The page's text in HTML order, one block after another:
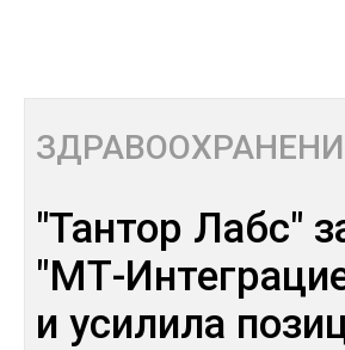
"Тантор Лабс"
"МТ-
и усилила